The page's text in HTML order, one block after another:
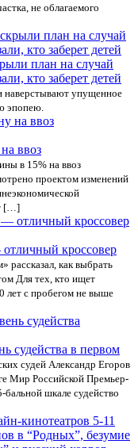
не облагаемого
план на случай
кто заберет детей
наверстывают упущенное
эпопею.
ввоз
в 15% на ввоз
проектом изменений
[…]
кроссовер
рассказал, как выбрать
Для тех, кто ищет
лет с пробегом не выше
судейства в первом
судей Александр Егоров
Мир Российской Премьер-
шкале судейство